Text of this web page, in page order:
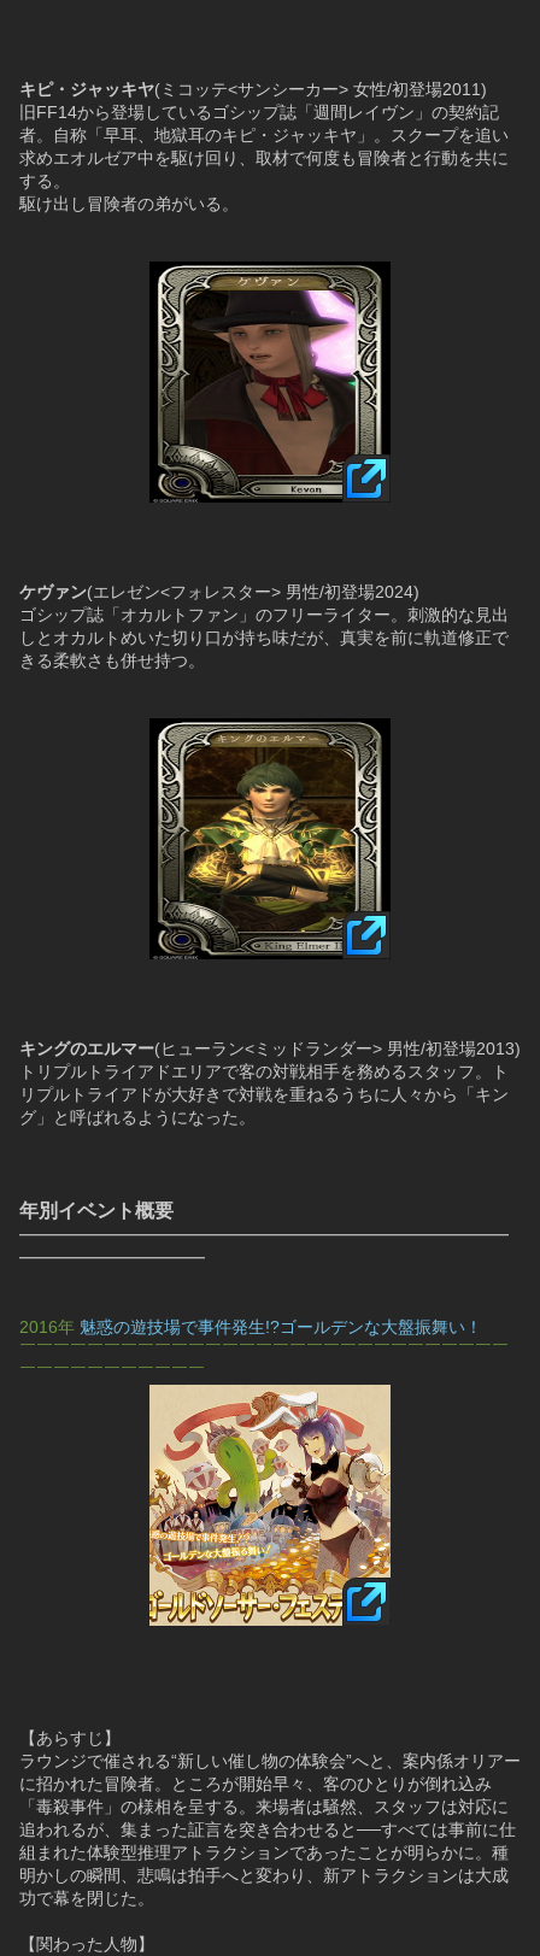
キピ・ジャッキヤ(ミコッテ<サンシーカー> 女性/初登場2011)
旧FF14から登場しているゴシップ誌「週間レイヴン」の契約記
者。自称「早耳、地獄耳のキピ・ジャッキヤ」。スクープを追い
求めエオルゼア中を駆け回り、取材で何度も冒険者と行動を共に
する。
駆け出し冒険者の弟がいる。
ケヴァン(エレゼン<フォレスター> 男性/初登場2024)
ゴシップ誌「オカルトファン」のフリーライター。刺激的な見出
しとオカルトめいた切り口が持ち味だが、真実を前に軌道修正で
きる柔軟さも併せ持つ。
キングのエルマー(ヒューラン<ミッドランダー> 男性/初登場2013)
トリプルトライアドエリアで客の対戦相手を務めるスタッフ。ト
リプルトライアドが大好きで対戦を重ねるうちに人々から「キン
グ」と呼ばれるようになった。
年別イベント概要
━━━━━━━━━━━━━━━━━━━━━━━━━━━━━
━━━━━━━━━━━
2016年 魅惑の遊技場で事件発生!?ゴールデンな大盤振舞い！
￣￣￣￣￣￣￣￣￣￣￣￣￣￣￣￣￣￣￣￣￣￣￣￣￣￣￣￣￣
￣￣￣￣￣￣￣￣￣￣￣
【あらすじ】
ラウンジで催される“新しい催し物の体験会”へと、案内係オリアー
に招かれた冒険者。ところが開始早々、客のひとりが倒れ込み
「毒殺事件」の様相を呈する。来場者は騒然、スタッフは対応に
追われるが、集まった証言を突き合わせると──すべては事前に仕
組まれた体験型推理アトラクションであったことが明らかに。種
明かしの瞬間、悲鳴は拍手へと変わり、新アトラクションは大成
功で幕を閉じた。
【関わった人物】